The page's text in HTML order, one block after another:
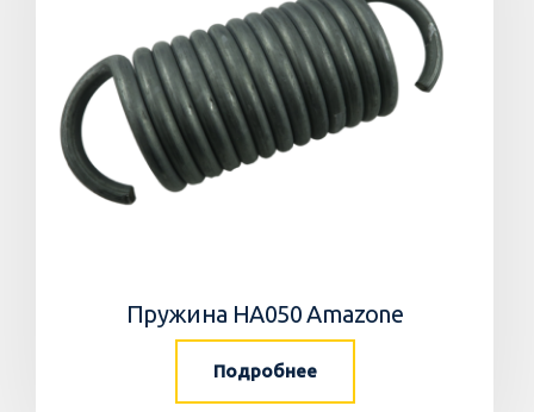
Пружина HA050 Amazone
Подробнее